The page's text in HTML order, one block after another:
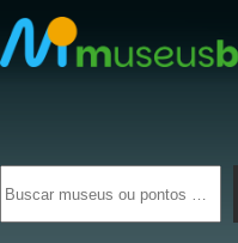
para
o
conteúdo
resultados